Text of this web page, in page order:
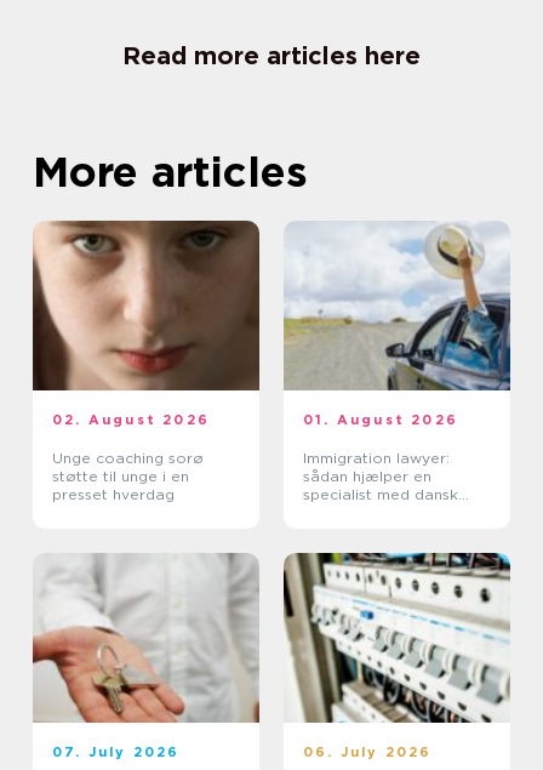
Read more articles here
More articles
02. August 2026
Unge coaching sorø
støtte til unge i en
presset hverdag
01. August 2026
Immigration lawyer:
sådan hjælper en
specialist med dansk
07. July 2026 06. July 2026